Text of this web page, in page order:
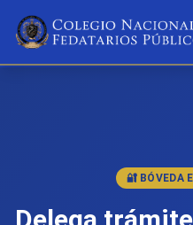
🔐 BÓVEDA